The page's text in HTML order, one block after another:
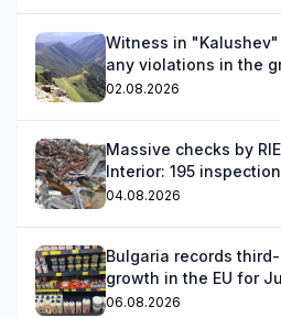
Witness in
any violations in the
02.08.2026
Massive checks by
Interior: 195
04.08.2026
Bulgaria records
growth in the EU for
06.08.2026